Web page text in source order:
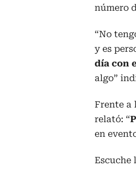
número
“No
y es
día con
algo”
Frente a
relató: “
en
Escuche